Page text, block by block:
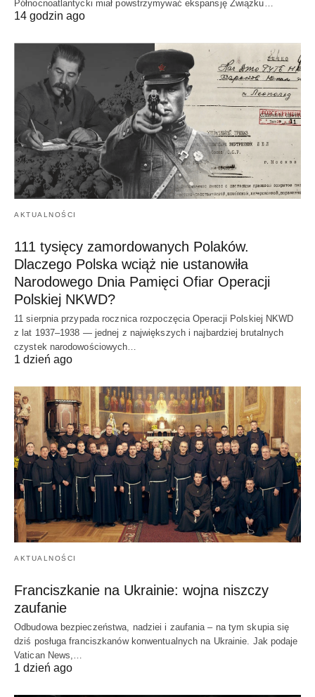
Północnoatlantycki miał powstrzymywać ekspansję Związku…
14 godzin ago
AKTUALNOŚCI
111 tysięcy zamordowanych Polaków.
Dlaczego Polska wciąż nie ustanowiła
Narodowego Dnia Pamięci Ofiar Operacji
Polskiej NKWD?
11 sierpnia przypada rocznica rozpoczęcia Operacji Polskiej NKWD
z lat 1937–1938 — jednej z największych i najbardziej brutalnych
czystek narodowościowych…
1 dzień ago
AKTUALNOŚCI
Franciszkanie na Ukrainie: wojna niszczy
zaufanie
Odbudowa bezpieczeństwa, nadziei i zaufania – na tym skupia się
dziś posługa franciszkanów konwentualnych na Ukrainie. Jak podaje
Vatican News,…
1 dzień ago